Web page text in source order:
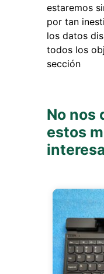
estaremos
por tan
los datos
todos los
sección
No nos
estos